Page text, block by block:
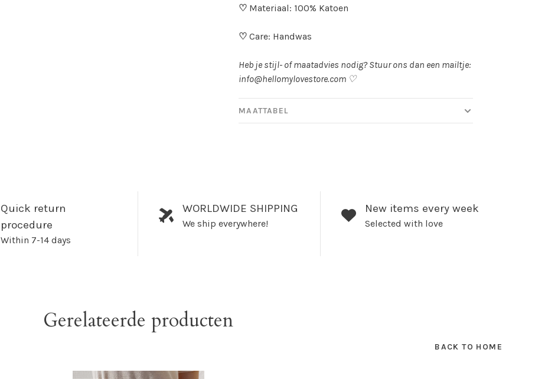
♡ Materiaal: 100% Katoen
♡ Care: Handwas
Heb je stijl- of maatadvies nodig? Stuur ons dan een mailtje:
info@hellomylovestore.com ♡
MAATTABEL
Quick return
procedure
Within 7-14 days
WORLDWIDE SHIPPING
We ship everywhere!
New items every week
Selected with love
Gerelateerde producten
BACK TO HOME